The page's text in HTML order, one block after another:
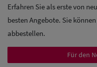
Sale:
Baseball
Caps
Sale: Army
Erfahren Sie als erste von
besten Angebote. Sie
abbestellen.
Für den